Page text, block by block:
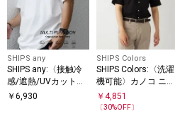
SHIPS any
SHIPS any:〈接触冷
感/遮熱/UVカット機
能等〉サマーファン
￥ 6,930
SHIPS Colors
SHIPS Colors:〈洗濯
機可能〉カノコ ニッ
ト ワイドカラー ショ
ートスリーブ
￥4,851
〔30%OFF〕